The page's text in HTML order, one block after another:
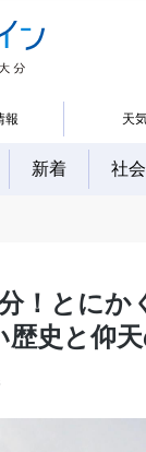
報 天
新着 社会
！とにか
史と仰